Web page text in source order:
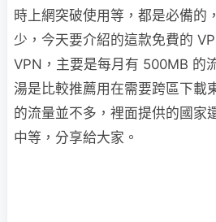
時上網突破使用等，都是必備的
少，今天要介紹的這款免費的
VPN，主要是每月有 500MB 的
湯是比較推薦用在需要跨區下載
的流量並不多，裡面提供的國家
中等，分享給大家。